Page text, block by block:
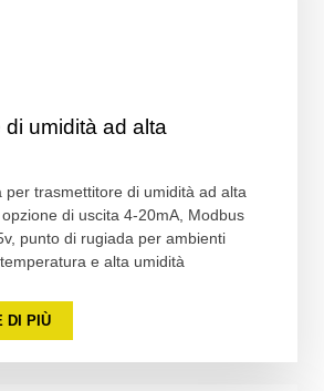
di umidità ad alta
per trasmettitore di umidità ad alta
di uscita 4-20mA, Modbus
punto di rugiada per ambienti
e alta umidità
DI PIÙ